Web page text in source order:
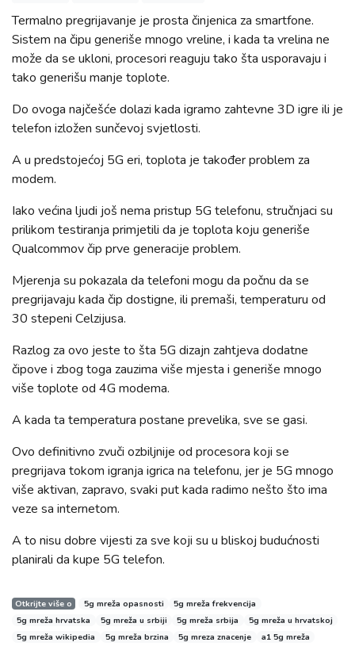
Termalno pregrijavanje je prosta činjenica za smartfone.
Sistem na čipu generiše mnogo vreline, i kada ta vrelina ne
može da se ukloni, procesori reaguju tako šta usporavaju i
tako generišu manje toplote.
Do ovoga najčešće dolazi kada igramo zahtevne 3D igre ili je
telefon izložen sunčevoj svjetlosti.
A u predstojećoj 5G eri, toplota je također problem za
modem.
Iako većina ljudi još nema pristup 5G telefonu, stručnjaci su
prilikom testiranja primjetili da je toplota koju generiše
Qualcommov čip prve generacije problem.
Mjerenja su pokazala da telefoni mogu da počnu da se
pregrijavaju kada čip dostigne, ili premaši, temperaturu od
30 stepeni Celzijusa.
Razlog za ovo jeste to šta 5G dizajn zahtjeva dodatne
čipove i zbog toga zauzima više mjesta i generiše mnogo
više toplote od 4G modema.
A kada ta temperatura postane prevelika, sve se gasi.
Ovo definitivno zvuči ozbiljnije od procesora koji se
pregrijava tokom igranja igrica na telefonu, jer je 5G mnogo
više aktivan, zapravo, svaki put kada radimo nešto što ima
veze sa internetom.
A to nisu dobre vijesti za sve koji su u bliskoj budućnosti
planirali da kupe 5G telefon.
Otkrijte više o 5g mreža opasnosti
5g mreža frekvencija
5g mreža hrvatska
5g mreža u srbiji 5g mreža srbija
5g mreža u hrvatskoj
5g mreža wikipedia
5g mreža brzina 5g mreza znacenje
a1 5g mreža